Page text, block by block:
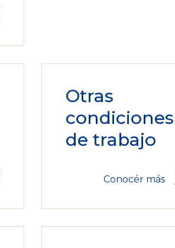
Otras
condiciones
de trabajo
Conocér más